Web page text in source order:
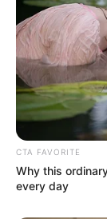
CTA FAVORITE
Why this
every day